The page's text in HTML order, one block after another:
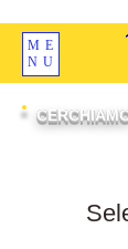
ME
NU